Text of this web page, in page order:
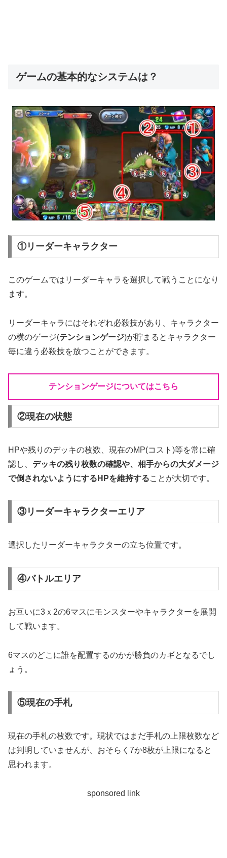
ゲームの基本的なシステムは？
①リーダーキャラクター
このゲームではリーダーキャラを選択して戦うことになり
ます。
リーダーキャラにはそれぞれ必殺技があり、キャラクター
の横のゲージ(テンションゲージ)が貯まるとキャラクター
毎に違う必殺技を放つことができます。
テンションゲージについてはこちら
②現在の状態
HPや残りのデッキの枚数、現在のMP(コスト)等を常に確
認し、 デッキの残り枚数の確認や、相手からの大ダメージ
で倒されないようにするHPを維持することが大切です。
③リーダーキャラクターエリア
選択したリーダーキャラクターの立ち位置です。
④バトルエリア
お互いに3ｘ2の6マスにモンスターやキャラクターを展開
して戦います。
6マスのどこに誰を配置するのかが勝負のカギとなるでし
ょう。
⑤現在の手札
現在の手札の枚数です。現状ではまだ手札の上限枚数など
は判明していませんが、おそらく7か8枚が上限になると
思われます。
sponsored link